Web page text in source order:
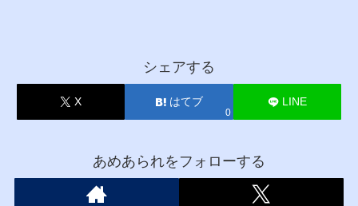
シェアする
X はてブ
0
LINE
あめあられをフォローする